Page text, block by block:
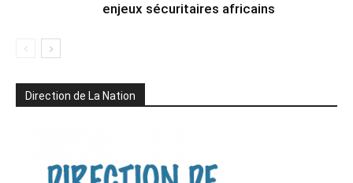
enjeux sécuritaires africains
Direction de La Nation